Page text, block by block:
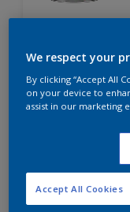
Rubbol BL
We respect your
By clicking “Accept All
on your device to
assist in our marketing
Accept All Cookies